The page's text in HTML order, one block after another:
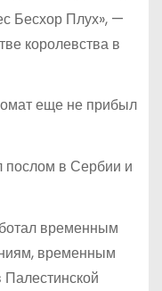
Бесхор Плух», —
королевства в
еще не прибыл
послом в Сербии и
временным
временным